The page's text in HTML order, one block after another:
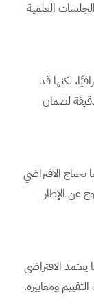
العلمية
لكنها قد
لضمان
يحتاج الافتراضي
عن الإطار
يعتمد الافتراضي
ومعاييره.